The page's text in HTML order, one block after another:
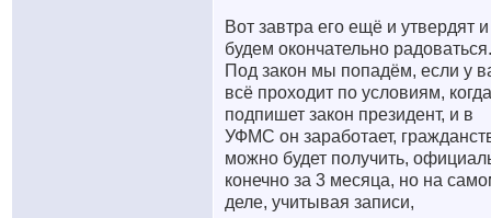
Вот завтра его ещё и утвердят и
будем окончательно радоваться.
Под закон мы попадём, если у
всё проходит по условиям, когда
подпишет закон президент, и в
УФМС он заработает,
можно будет получить,
конечно за 3 месяца, но на
деле, учитывая записи,